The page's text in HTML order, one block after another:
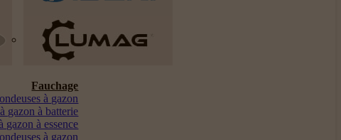
Fauchage
à gazon
gazon à batterie
gazon à essence
à gazon